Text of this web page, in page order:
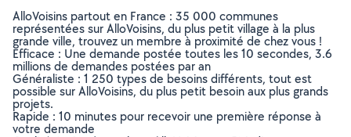
AlloVoisins partout en France : 35 000 communes
représentées sur AlloVoisins, du plus petit village à la plus
grande ville, trouvez un membre à proximité de chez vous !
Efficace : Une demande postée toutes les 10 secondes, 3.6
millions de demandes postées par an
Généraliste : 1 250 types de besoins différents, tout est
possible sur AlloVoisins, du plus petit besoin aux plus grands
projets.
Rapide : 10 minutes pour recevoir une première réponse à
votre demande